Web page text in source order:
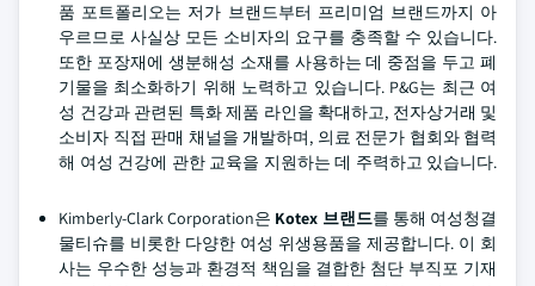
품 포트폴리오는 저가 브랜드부터 프리미엄 브랜드까지 아
우르므로 사실상 모든 소비자의 요구를 충족할 수 있습니다.
또한 포장재에 생분해성 소재를 사용하는 데 중점을 두고 폐
기물을 최소화하기 위해 노력하고 있습니다. P&G는 최근 여
성 건강과 관련된 특화 제품 라인을 확대하고, 전자상거래 및
소비자 직접 판매 채널을 개발하며, 의료 전문가 협회와 협력
해 여성 건강에 관한 교육을 지원하는 데 주력하고 있습니다.
Kimberly-Clark Corporation은 Kotex 브랜드를 통해 여성청결
물티슈를 비롯한 다양한 여성 위생용품을 제공합니다. 이 회
사는 우수한 성능과 환경적 책임을 결합한 첨단 부직포 기재